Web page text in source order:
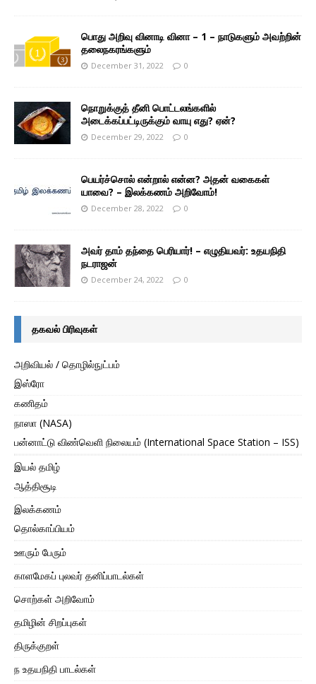
பொது அறிவு வினாடி வினா – 1 – நாடுகளும் அவற்றின்
தலைநகரங்களும்
December 31, 2022 0
நொறுக்குத் தீனி பொட்டலங்களில்
அடைக்கப்பட்டிருக்கும் வாயு எது? ஏன்?
December 29, 2022 0
பெயர்ச்சொல் என்றால் என்ன? அதன் வகைகள்
யாவை? – இலக்கணம் அறிவோம்!
December 28, 2022 0
அவர் தாம் தந்தை பெரியார்! – எழுதியவர்: உதயநிதி
நடராஜன்
December 24, 2022 0
தகவல் பிரிவுகள்
அறிவியல் / தொழில்நுட்பம்
இஸ்ரோ
கணிதம்
நாஸா (NASA)
பன்னாட்டு விண்வெளி நிலையம் (International Space Station – ISS)
இயல் தமிழ்
ஆத்திசூடி
இலக்கணம்
தொல்காப்பியம்
ஊரும் பேரும்
காளமேகப் புலவர் தனிப்பாடல்கள்
சொற்கள் அறிவோம்
தமிழின் சிறப்புகள்
திருக்குறள்
ந உதயநிதி பாடல்கள்